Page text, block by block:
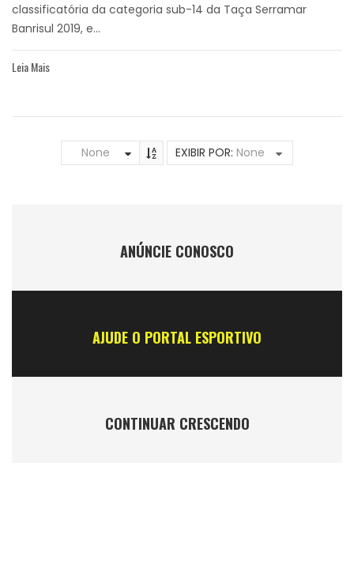
classificatória da categoria sub-14 da Taça Serramar
Banrisul 2019, e...
Leia Mais
None EXIBIR POR: None
ANÚNCIE CONOSCO
AJUDE O PORTAL ESPORTIVO
CONTINUAR CRESCENDO